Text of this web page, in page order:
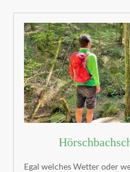
Egal welches Wetter oder